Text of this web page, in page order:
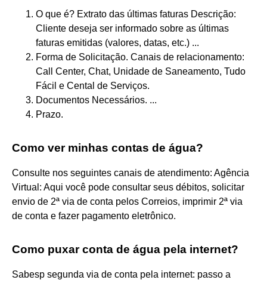
O que é? Extrato das últimas faturas Descrição:
Cliente deseja ser informado sobre as últimas
faturas emitidas (valores, datas, etc.) ...
Forma de Solicitação. Canais de relacionamento:
Call Center, Chat, Unidade de Saneamento, Tudo
Fácil e Cental de Serviços.
Documentos Necessários. ...
Prazo.
Como ver minhas contas de água?
Consulte nos seguintes canais de atendimento: Agência
Virtual: Aqui você pode consultar seus débitos, solicitar
envio de 2ª via de conta pelos Correios, imprimir 2ª via
de conta e fazer pagamento eletrônico.
Como puxar conta de água pela internet?
Sabesp segunda via de conta pela internet: passo a